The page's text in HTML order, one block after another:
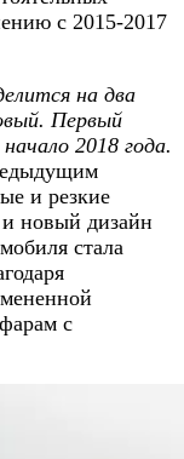
с 2015-2017
на два
Первый
2018 года.
и резкие
новый дизайн
стала
с